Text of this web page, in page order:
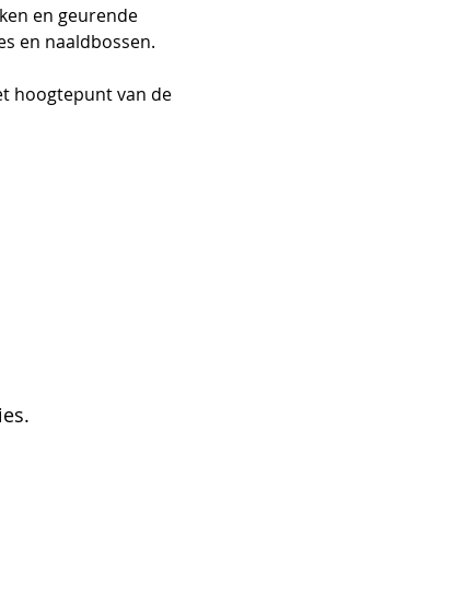
en geurende
en naaldbossen.
hoogtepunt van de